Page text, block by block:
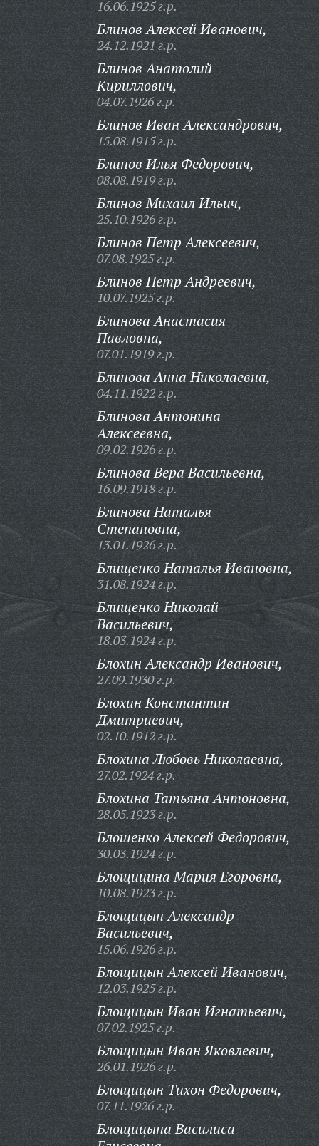
16.06.1925 г.р.
Блинов Алексей Иванович,
24.12.1921 г.р.
Блинов Анатолий
Кириллович,
04.07.1926 г.р.
Блинов Иван Александрович,
15.08.1915 г.р.
Блинов Илья Федорович,
08.08.1919 г.р.
Блинов Михаил Ильич,
25.10.1926 г.р.
Блинов Петр Алексеевич,
07.08.1925 г.р.
Блинов Петр Андреевич,
10.07.1925 г.р.
Блинова Анастасия
Павловна,
07.01.1919 г.р.
Блинова Анна Николаевна,
04.11.1922 г.р.
Блинова Антонина
Алексеевна,
09.02.1926 г.р.
Блинова Вера Васильевна,
16.09.1918 г.р.
Блинова Наталья
Степановна,
13.01.1926 г.р.
Блищенко Наталья Ивановна,
31.08.1924 г.р.
Блищенко Николай
Васильевич,
18.03.1924 г.р.
Блохин Александр Иванович,
27.09.1930 г.р.
Блохин Константин
Дмитриевич,
02.10.1912 г.р.
Блохина Любовь Николаевна,
27.02.1924 г.р.
Блохина Татьяна Антоновна,
28.05.1923 г.р.
Блошенко Алексей Федорович,
30.03.1924 г.р.
Блощицина Мария Егоровна,
10.08.1923 г.р.
Блощицын Александр
Васильевич,
15.06.1926 г.р.
Блощицын Алексей Иванович,
12.03.1925 г.р.
Блощицын Иван Игнатьевич,
07.02.1925 г.р.
Блощицын Иван Яковлевич,
26.01.1926 г.р.
Блощицын Тихон Федорович,
07.11.1926 г.р.
Блощицына Василиса